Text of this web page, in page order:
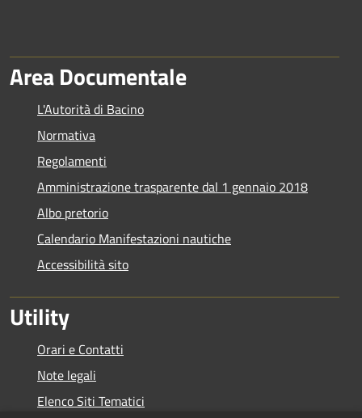
Area Documentale
L'Autorità di Bacino
Normativa
Regolamenti
Amministrazione trasparente dal 1 gennaio 2018
Albo pretorio
Calendario Manifestazioni nautiche
Accessibilità sito
Utility
Orari e Contatti
Note legali
Elenco Siti Tematici